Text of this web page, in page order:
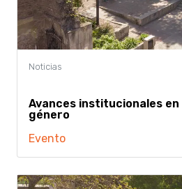
Avances institucionales
género
Evento